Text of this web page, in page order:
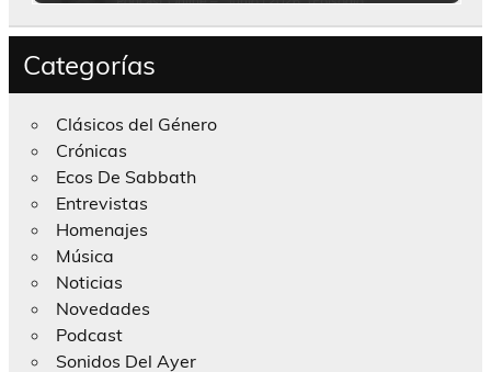
Categorías
Clásicos del Género
Crónicas
Ecos De Sabbath
Entrevistas
Homenajes
Música
Noticias
Novedades
Podcast
Sonidos Del Ayer